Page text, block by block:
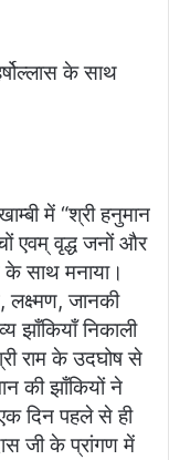
के साथ
में “श्री हनुमान
एवम् वृद्ध जनों और
के साथ मनाया।
लक्ष्मण, जानकी
झाँकियाँ निकाली
राम के उदघोष से
की झाँकियों ने
दिन पहले से ही
जी के प्रांगण में